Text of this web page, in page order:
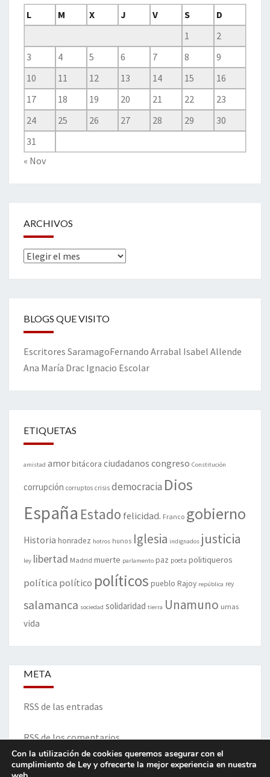
L
M X J V S
D
1
2
3
4 5 6 7 8
9
10
11 12 13 14 15
16
17
18 19 20 21 22
23
24
25 26 27 28 29
30
31
« Nov
ARCHIVOS
Archivos
BLOGS QUE VISITO
Escritores SaramagoFernando Arrabal Isabel Allende
Ana María Drac Ignacio Escolar
ETIQUETAS
amistad amorbitácora ciudadanos congreso Constitución
corrupción corruptos crisis democracia Dios
España Estado felicidad. Franco gobierno
Historia honradez hotros hunos Iglesia indignados justicia
ley libertad Madrid muerte parlamento paz poeta politiqueros
política político políticos pueblo Rajoy república rey
salamanca sociedad solidaridad tierra Unamuno urnas
vida
META
RSS de las entradas
RSS de los comentarios
Con la utilización de cookies queremos asegurar con el
cumplimiento de Ley y ofrecerte la mejor experiencia en nuestra